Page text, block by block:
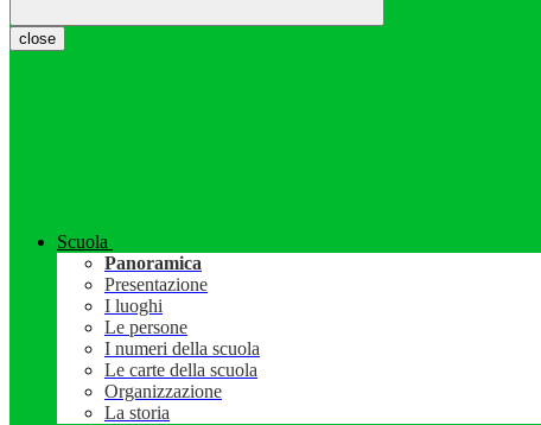
close
Scuola
Panoramica
Presentazione
I luoghi
Le persone
I numeri della scuola
Le carte della scuola
Organizzazione
La storia